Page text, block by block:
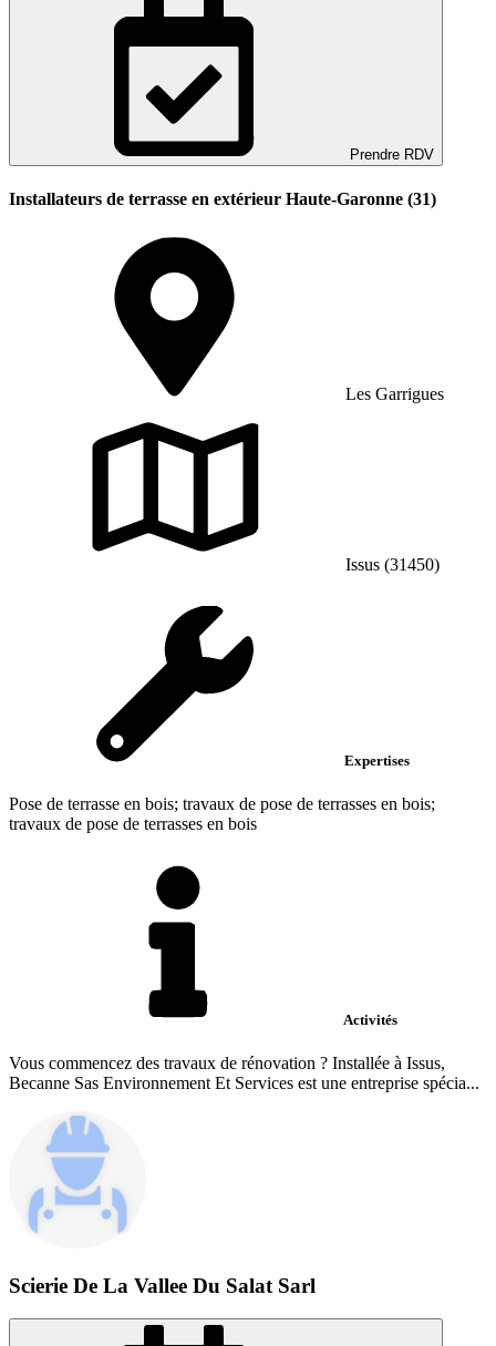
Prendre RDV
Installateurs de terrasse en extérieur Haute-Garonne (31)
Les Garrigues
Issus (31450)
Expertises
Pose de terrasse en bois; travaux de pose de terrasses en bois;
travaux de pose de terrasses en bois
Activités
Vous commencez des travaux de rénovation ? Installée à Issus,
Becanne Sas Environnement Et Services est une entreprise spécia...
Scierie De La Vallee Du Salat Sarl